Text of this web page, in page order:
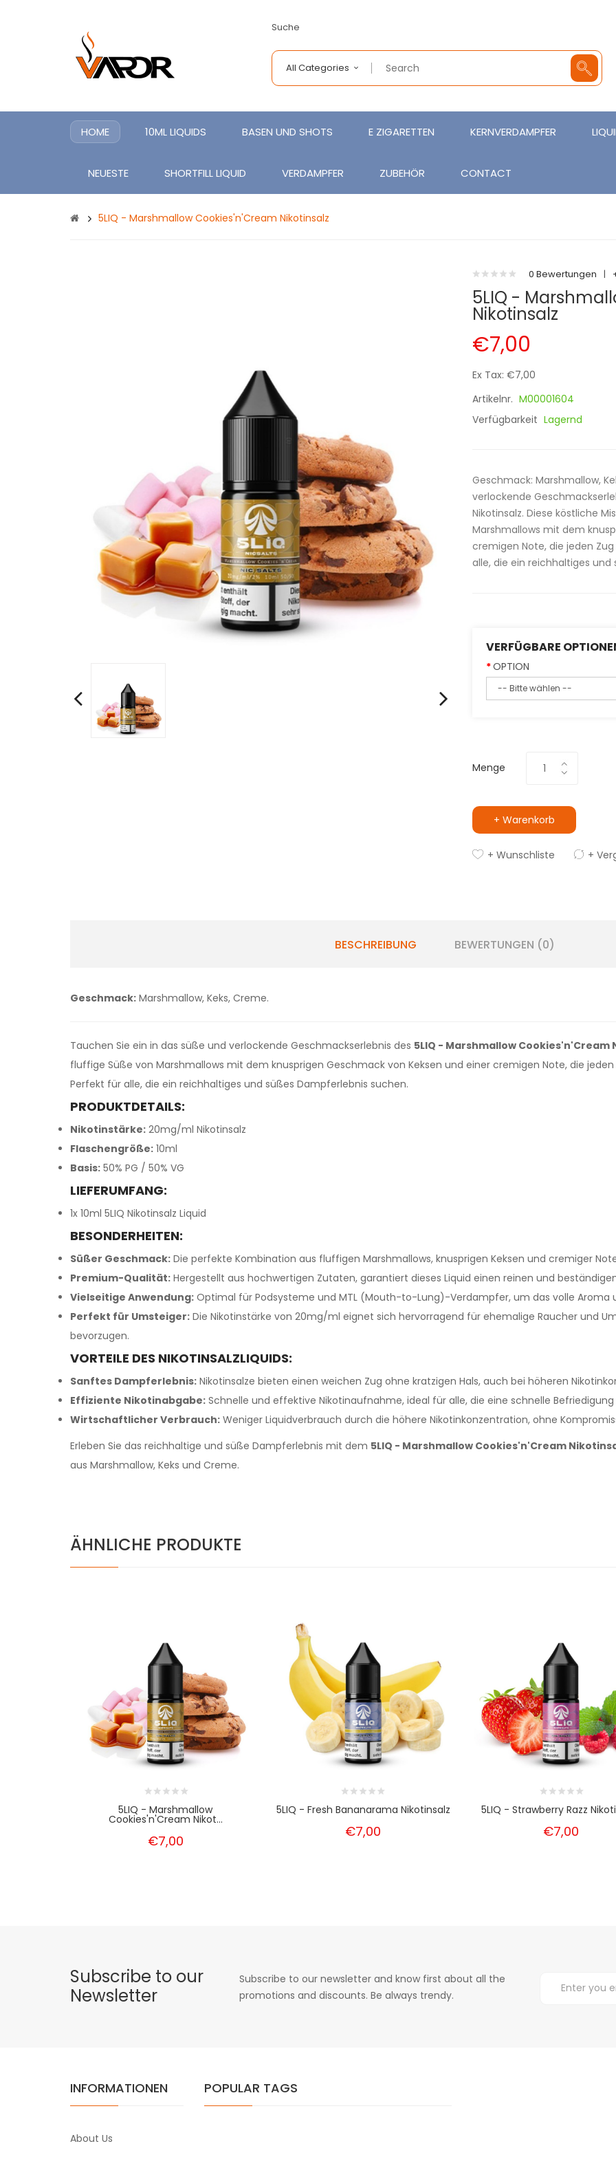
Suche
All Categories
HOME 10ML LIQUIDS BASEN UND SHOTS E ZIGARETTEN KERNVERDAMPFER
NEUESTE SHORTFILL LIQUID VERDAMPFER ZUBEHÖR CONTACT
5LIQ - Marshmallow Cookies'n'Cream Nikotinsalz
0 Bewertungen |
5LIQ -
Nikotinsalz
€7,00
Ex Tax: €7,00
Artikelnr. M00001604
Verfügbarkeit Lagernd
Geschmack: Marshmallow,
verlockende
Nikotinsalz. Diese köstliche
Marshmallows mit dem
cremigen Note, die jeden
alle, die ein reichhaltiges
VERFÜGBARE
OPTION
Menge
+ Warenkorb
+ Wunschliste +
BESCHREIBUNG BEWERTUNGEN (0)
Geschmack: Marshmallow, Keks, Creme.
Tauchen Sie ein in das süße und verlockende Geschmackserlebnis des 5LIQ - Marshmallow Cookies'n'Cream
fluffige Süße von Marshmallows mit dem knusprigen Geschmack von Keksen und einer cremigen Note, die
Perfekt für alle, die ein reichhaltiges und süßes Dampferlebnis suchen.
PRODUKTDETAILS:
Nikotinstärke: 20mg/ml Nikotinsalz
Flaschengröße: 10ml
Basis: 50% PG / 50% VG
LIEFERUMFANG:
1x 10ml 5LIQ Nikotinsalz Liquid
BESONDERHEITEN:
Süßer Geschmack: Die perfekte Kombination aus fluffigen Marshmallows, knusprigen Keksen und cremiger
Premium-Qualität: Hergestellt aus hochwertigen Zutaten, garantiert dieses Liquid einen reinen und
Vielseitige Anwendung: Optimal für Podsysteme und MTL (Mouth-to-Lung)-Verdampfer, um das volle Aroma
Perfekt für Umsteiger: Die Nikotinstärke von 20mg/ml eignet sich hervorragend für ehemalige Raucher und
bevorzugen.
VORTEILE DES NIKOTINSALZLIQUIDS:
Sanftes Dampferlebnis: Nikotinsalze bieten einen weichen Zug ohne kratzigen Hals, auch bei höheren
Effiziente Nikotinabgabe: Schnelle und effektive Nikotinaufnahme, ideal für alle, die eine schnelle
Wirtschaftlicher Verbrauch: Weniger Liquidverbrauch durch die höhere Nikotinkonzentration, ohne
Erleben Sie das reichhaltige und süße Dampferlebnis mit dem 5LIQ - Marshmallow Cookies'n'Cream
aus Marshmallow, Keks und Creme.
ÄHNLICHE PRODUKTE
5LIQ - Marshmallow
Cookies'n'Cream Nikot...
€7,00
5LIQ - Fresh Bananarama Nikotinsalz
€7,00
5LIQ - Strawberry Razz
€7,00
Subscribe to our
Newsletter
Subscribe to our newsletter and know first about all the
promotions and discounts. Be always trendy.
INFORMATIONEN
About Us
POPULAR TAGS